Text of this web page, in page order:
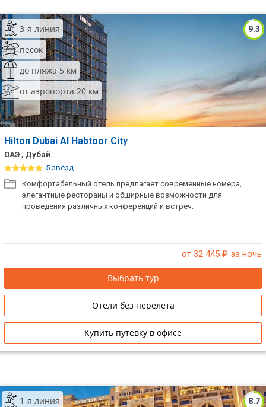
9.3
3-я линия
песок
до пляжа 5 км
от аэропорта 20 км
Hilton Dubai Al Habtoor City
ОАЭ , Дубай
5 звёзд
Комфортабельный отель предлагает современные номера,
элегантные рестораны и обширные возможности для
проведения различных конференций и встреч.
от 32 445 ₽ за ночь
Выбрать тур
Отели без перелета
Купить путевку в офисе
8.7
1-я линия